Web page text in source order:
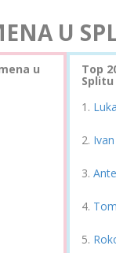
U
u Top
Splitu
Luka
Ivan
Ante